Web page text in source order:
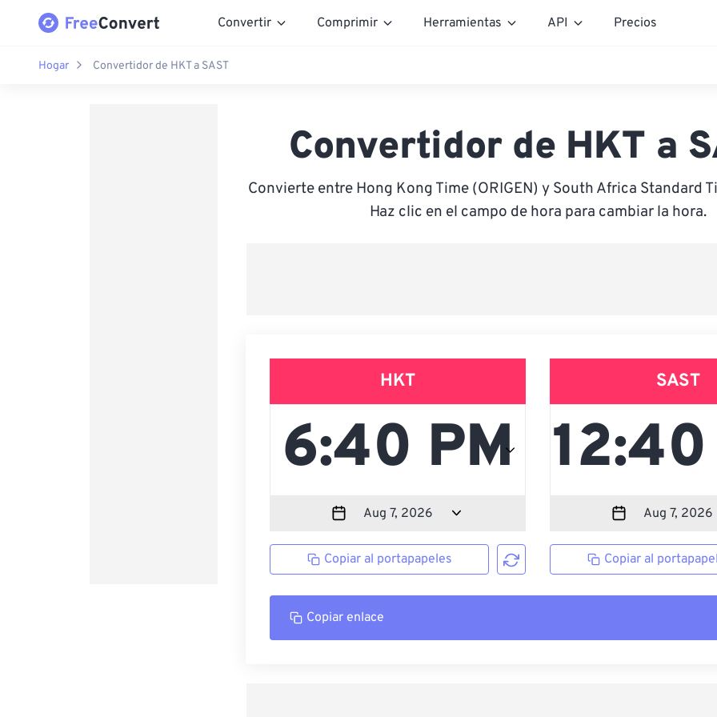
Convertir Comprimir Herramientas API Precios
Hogar Convertidor de HKT a SAST
Convertidor de HKT a
Convierte entre Hong Kong Time (ORIGEN) y South Africa Standard
Haz clic en el campo de hora para cambiar la hora.
HKT
Copiar al portapapeles
SAST
Copiar al
Copiar enlace